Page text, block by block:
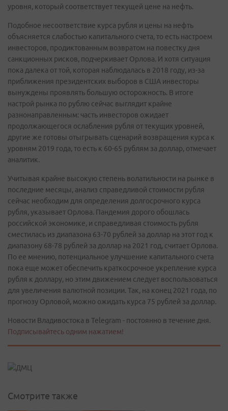
уровня, который соответствует текущей цене на нефть.
Подобное несоответствие курса рубля и цены на нефть
объясняется слабостью капитального счета, то есть настроем
инвесторов, продиктованным возвратом на повестку дня
санкционных рисков, подчеркивает Орлова. И хотя ситуация
пока далека от той, которая наблюдалась в 2018 году, из-за
приближения президентских выборов в США инвесторы
вынуждены проявлять большую осторожность. В итоге
настрой рынка по рублю сейчас выглядит крайне
разнонаправленным: часть инвесторов ожидает
продолжающегося ослабления рубля от текущих уровней,
другие же готовы отыгрывать сценарий возвращения курса к
уровням 2019 года, то есть к 60-65 рублям за доллар, отмечает
аналитик.
Учитывая крайне высокую степень волатильности на рынке в
последние месяцы, анализ справедливой стоимости рубля
сейчас необходим для определения долгосрочного курса
рубля, указывает Орлова. Пандемия дорого обошлась
российской экономике, и справедливая стоимость рубля
сместилась из диапазона 63-70 рублей за доллар на этот год к
диапазону 68-78 рублей за доллар на 2021 год, считает Орлова.
По ее мнению, потенциальное улучшение капитального счета
пока еще может обеспечить краткосрочное укрепление курса
рубля к доллару, но этим движением следует воспользоваться
для увеличения валютной позиции. Так, на конец 2021 года, по
прогнозу Орловой, можно ожидать курса 75 рублей за доллар.
Новости Владивостока в Telegram - постоянно в течение дня.
Подписывайтесь одним нажатием!
Смотрите также